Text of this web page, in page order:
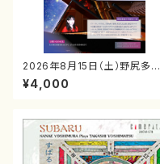
2026年8月15日（土）野尻多佳
子ピアノリサイタル 音の宝石
箱チケット一般
¥4,000